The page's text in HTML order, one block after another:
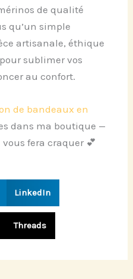
de qualité
qu’un simple
artisanale, éthique
sublimer vos
au confort.
de bandeaux en
dans ma boutique —
fera craquer 💕
LinkedIn
Threads